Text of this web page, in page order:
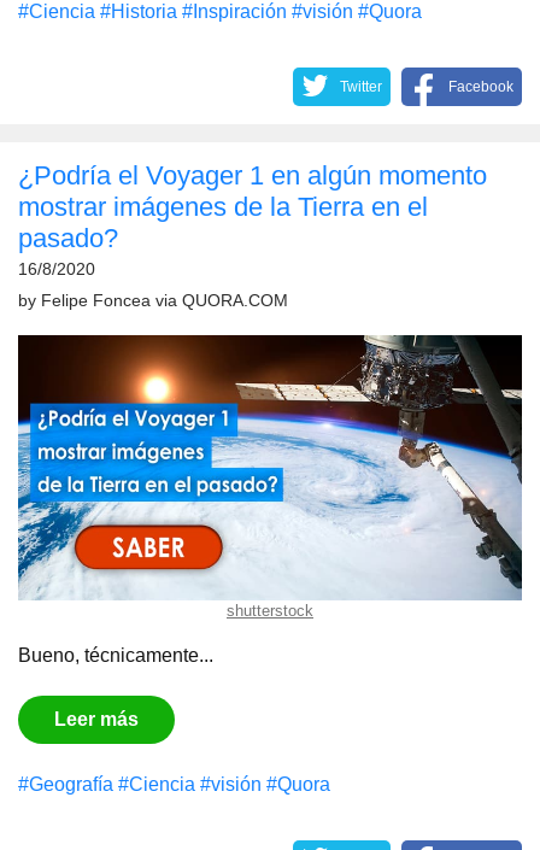
#Сiencia #Historia #Inspiración #visión #Quora
Twitter Facebook
¿Podría el Voyager 1 en algún momento
mostrar imágenes de la Tierra en el
pasado?
16/8/2020
by Felipe Foncea via QUORA.COM
shutterstock
Bueno, técnicamente...
Leer más
#Geografía #Сiencia #visión #Quora